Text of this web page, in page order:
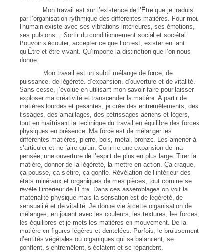
Mon travail est sur l’existence de l’Être que je traduis
par l’organisation rythmique des différentes matières. Pour moi,
l’humain existe avec ses vibrations intérieures, ses émotions,
ses pulsions… Sortir du conditionnement social et sociétal.
Pouvoir s’écouter, accepter ce que l’on est, exister en tant
qu’Être et être vivant. Qu’importe la distinction que l’on nous
donne.
Mon travail est un subtil mélange de force, de
puissance, de légèreté, d’expansion, d’ouverture et de vitalité.
Sans cesse, j’évolue en utilisant mon savoir-faire pour laisser
exploser ma créativité et transcender la matière. A partir de
matières lourdes et pesantes, je crée des entremêlements, des
tissages, des amaillages, des pétrissages aériens et légers,
tout en maîtrisant la technique du travail en équilibre des forces
physiques en présence. Ma force est de mélanger les
différentes matières, pierre, bois, métal, bronze. Les amener à
s’articuler et ne faire qu’un. Comme une expansion de ma
pensée, une ouverture de l’esprit de plus en plus large. Tirer la
matière, donner de la légèreté, la mettre en action. Ça craque,
ça pousse, ça s’étire, ça gonfle. Révélation de l’intérieur des
états minéraux et organiques de mes pièces, tout comme se
révèle l’intérieur de l’Être. Dans ces assemblages on voit la
matérialité physique mais la sensation est de légèreté, de
sensualité et de vitalité. Je donne vie à cette organisation de
mélanges, en jouant avec les couleurs, les textures, les forces,
les équilibres et je mets les matières en mouvement. De la
matière en figures légères et dentelées. Parfois, le bruissement
d’entités végétales ou organiques qui se balancent, se
gonflent, s’entremêlent, s’éclatent et se répandent.